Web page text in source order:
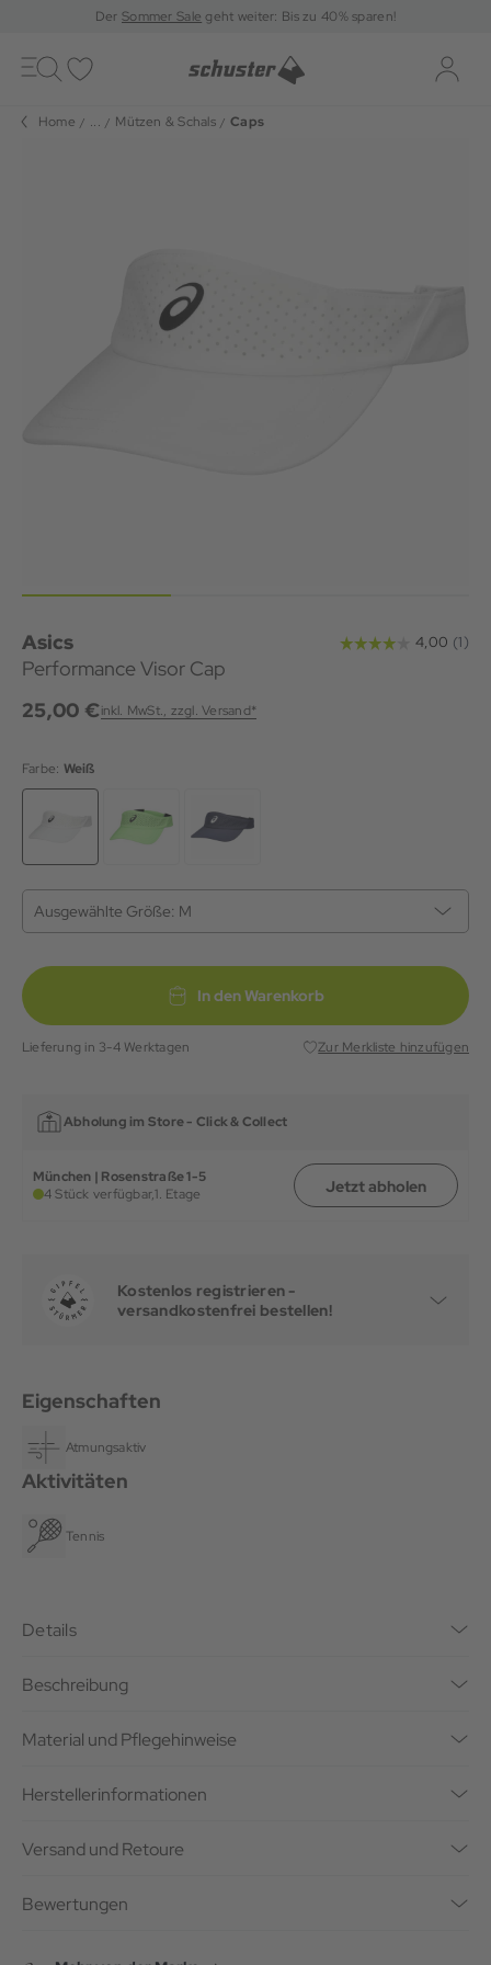
DerSommer Sale geht weiter: Bis zu 40% sparen!
Toggle
navigation
Home ... Mützen & Schals Caps
Asics
Performance Visor Cap
25,00 €inkl. MwSt., zzgl. Versand*
Farbe: Weiß
Ausgewählte Größe: M
In den Warenkorb
Lieferung in 3-4 Werktagen Zur Merkliste hinzufügen
Abholung im Store - Click & Collect
München | Rosenstraße 1-5
4 Stück verfügbar,1. Etage Jetzt abholen
Kostenlos registrieren -
versandkostenfrei bestellen!
Eigenschaften
Atmungsaktiv
Aktivitäten
Tennis
Details
Beschreibung
Material und Pflegehinweise
Herstellerinformationen
Versand und Retoure
Bewertungen